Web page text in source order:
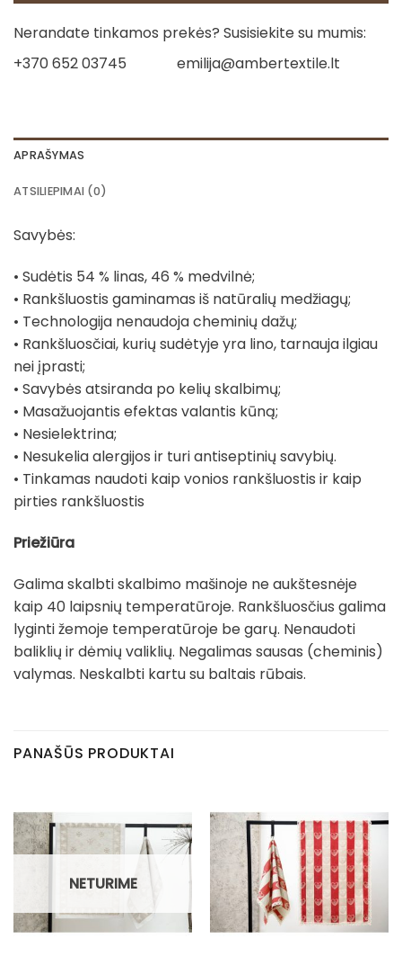
Nerandate tinkamos prekės? Susisiekite su mumis:
+370 652 03745
emilija@ambertextile.lt
APRAŠYMAS
ATSILIEPIMAI (0)
Savybės:
• Sudėtis 54 % linas, 46 % medvilnė;
• Rankšluostis gaminamas iš natūralių medžiagų;
• Technologija nenaudoja cheminių dažų;
• Rankšluosčiai, kurių sudėtyje yra lino, tarnauja ilgiau
nei įprasti;
• Savybės atsiranda po kelių skalbimų;
• Masažuojantis efektas valantis kūną;
• Nesielektrina;
• Nesukelia alergijos ir turi antiseptinių savybių.
• Tinkamas naudoti kaip vonios rankšluostis ir kaip
pirties rankšluostis
Priežiūra
Galima skalbti skalbimo mašinoje ne aukštesnėje
kaip 40 laipsnių temperatūroje. Rankšluosčius galima
lyginti žemoje temperatūroje be garų. Nenaudoti
baliklių ir dėmių valiklių. Negalimas sausas (cheminis)
valymas. Neskalbti kartu su baltais rūbais.
PANAŠŪS PRODUKTAI
NETURIME